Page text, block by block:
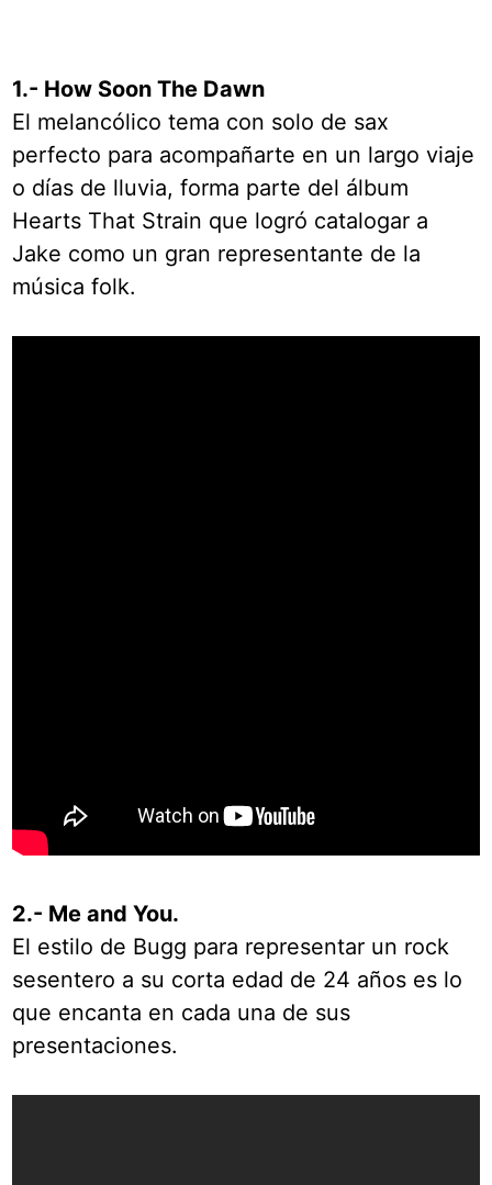
1.- How Soon The Dawn
El melancólico tema con solo de sax
perfecto para acompañarte en un largo viaje
o días de lluvia, forma parte del álbum
Hearts That Strain que logró catalogar a
Jake como un gran representante de la
música folk.
2.- Me and You.
El estilo de Bugg para representar un rock
sesentero a su corta edad de 24 años es lo
que encanta en cada una de sus
presentaciones.